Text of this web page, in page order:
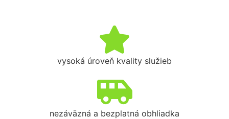
vysoká úroveň kvality služieb
nezáväzná a bezplatná obhliadka